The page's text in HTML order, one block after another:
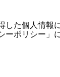
した個人情報
ーポリシー」